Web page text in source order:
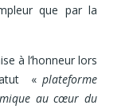
que par la
à l’honneur lors
« plateforme
au cœur du